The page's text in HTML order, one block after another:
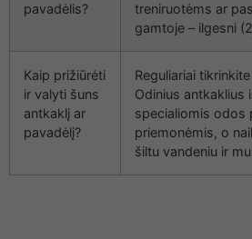
pavadėlis?
treniruotėms ar
gamtoje – ilgesni
Kaip prižiūrėti
ir valyti šuns
antkaklį ar
pavadėlį?
Reguliariai
Odinius antkaklius
specialiomis odos
priemonėmis, o
šiltu vandeniu ir